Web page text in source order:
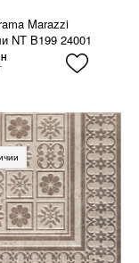
Marazzi
NT B199 24001